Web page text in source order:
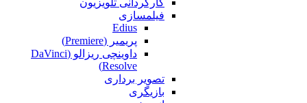
فیلمسازی
Edius
پریمیر (Premiere)
داوینچی ریزالو (DaVinci
Resolve)
تصویر برداری
بازیگری